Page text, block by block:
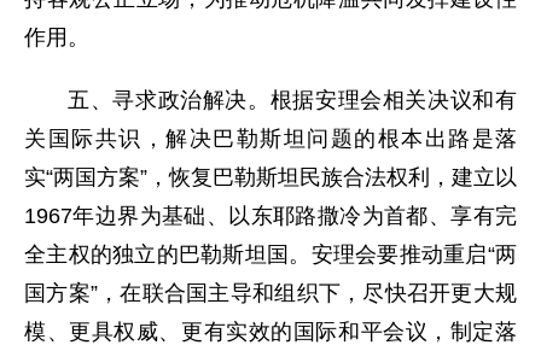
作用。
五、寻求政治解决。根据安理会相关决议和有
关国际共识，解决巴勒斯坦问题的根本出路是落
实“两国方案”，恢复巴勒斯坦民族合法权利，建立以
1967年边界为基础、以东耶路撒冷为首都、享有完
全主权的独立的巴勒斯坦国。安理会要推动重启“两
国方案”，在联合国主导和组织下，尽快召开更大规
模、更具权威、更有实效的国际和平会议，制定落